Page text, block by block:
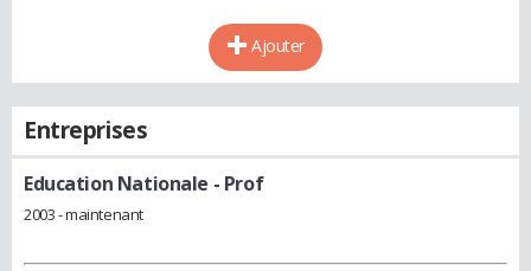
Ajouter
Entreprises
Education Nationale - Prof
2003 - maintenant